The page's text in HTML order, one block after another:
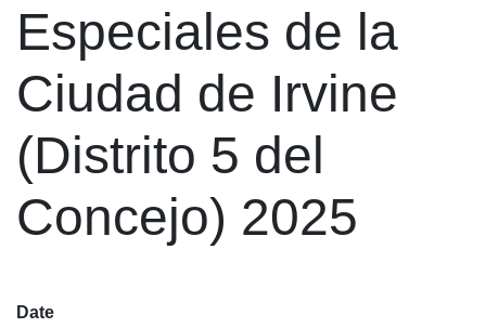
Especiales de la
Ciudad de Irvine
(Distrito 5 del
Concejo) 2025
Date